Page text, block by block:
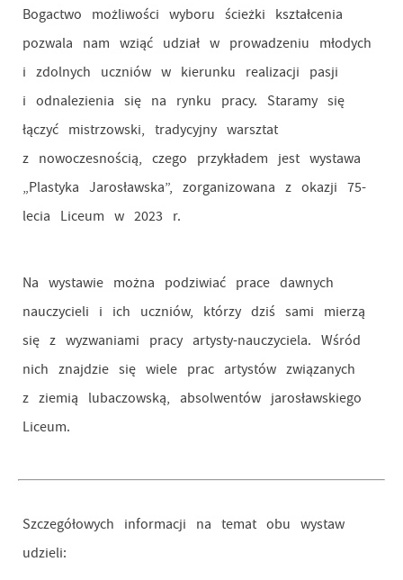
Bogactwo możliwości wyboru ścieżki kształcenia
pozwala nam wziąć udział w prowadzeniu młodych
i zdolnych uczniów w kierunku realizacji pasji
i odnalezienia się na rynku pracy. Staramy się
łączyć mistrzowski, tradycyjny warsztat
z nowoczesnością, czego przykładem jest wystawa
„Plastyka Jarosławska”, zorganizowana z okazji 75-
lecia Liceum w 2023 r.
Na wystawie można podziwiać prace dawnych
nauczycieli i ich uczniów, którzy dziś sami mierzą
się z wyzwaniami pracy artysty-nauczyciela. Wśród
nich znajdzie się wiele prac artystów związanych
z ziemią lubaczowską, absolwentów jarosławskiego
Liceum.
Szczegółowych informacji na temat obu wystaw
udzieli: